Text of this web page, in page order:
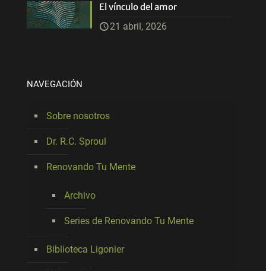
El vínculo del amor
21 abril, 2026
NAVEGACIÓN
Sobre nosotros
Dr. R.C. Sproul
Renovando Tu Mente
Archivo
Series de Renovando Tu Mente
Biblioteca Ligonier